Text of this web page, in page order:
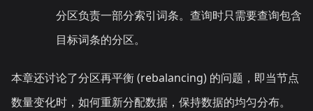
分区负责一部分索引词条。查询时只需要查询包含
目标词条的分区。
本章还讨论了分区再平衡 (rebalancing) 的问题，即当节点
数量变化时，如何重新分配数据，保持数据的均匀分布。